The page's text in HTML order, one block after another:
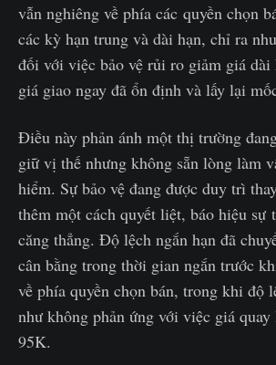
vẫn nghiêng về phía các quyền chọn
các kỳ hạn trung và dài hạn, chỉ ra
đối với việc bảo vệ rủi ro giảm giá dài
giá giao ngay đã ổn định và lấy lại
Điều này phản ánh một thị trường
giữ vị thế nhưng không sẵn lòng làm
hiểm. Sự bảo vệ đang được duy trì
thêm một cách quyết liệt, báo hiệu sự
căng thẳng. Độ lệch ngắn hạn đã
cân bằng trong thời gian ngắn trước
về phía quyền chọn bán, trong khi độ
như không phản ứng với việc giá
95K.